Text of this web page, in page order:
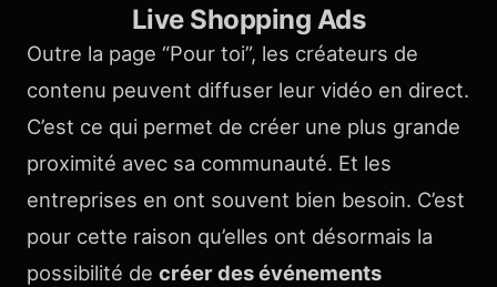
Live Shopping Ads
Outre la page “Pour toi”, les créateurs de
contenu peuvent diffuser leur vidéo en direct.
C’est ce qui permet de créer une plus grande
proximité avec sa communauté. Et les
entreprises en ont souvent bien besoin. C’est
pour cette raison qu’elles ont désormais la
possibilité de créer des événements